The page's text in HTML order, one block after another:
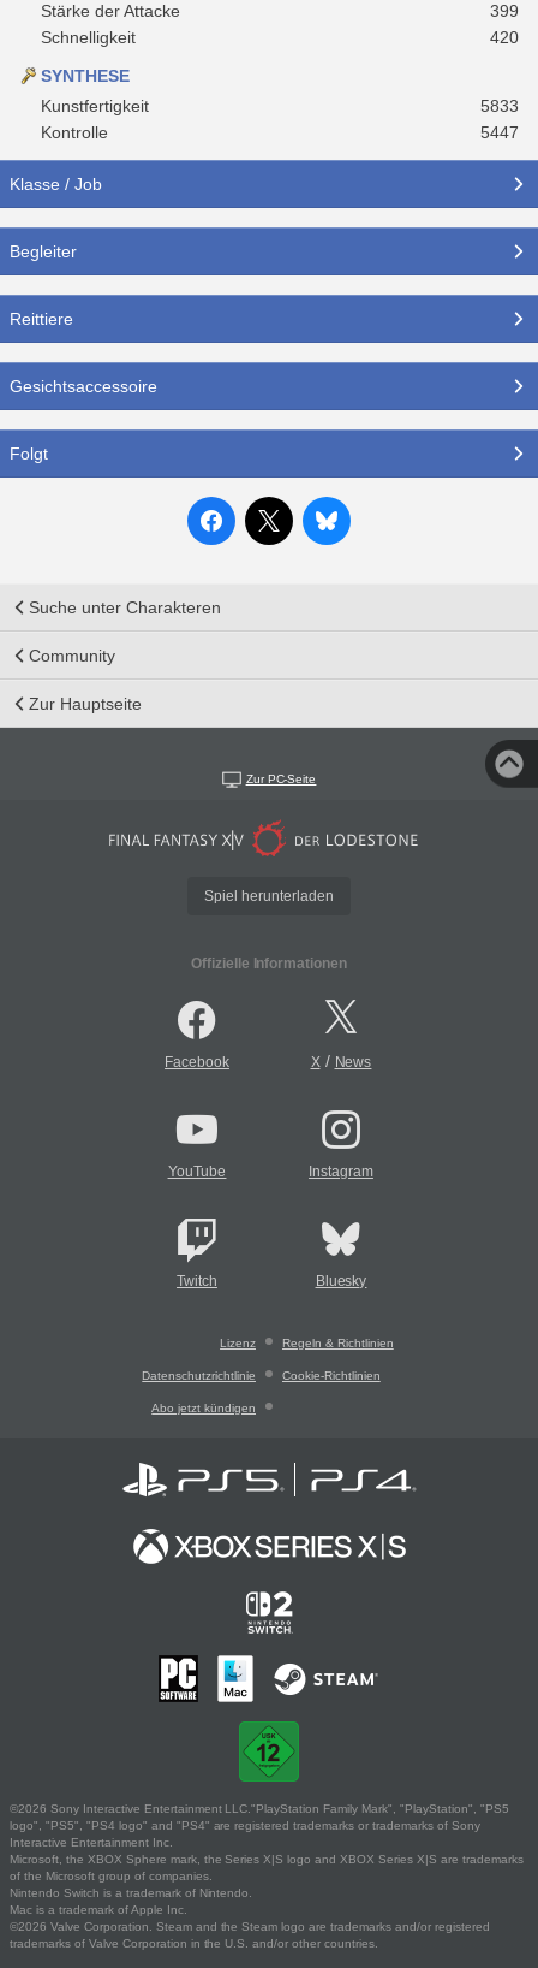
Stärke der Attacke
399
Schnelligkeit
420
SYNTHESE
Kunstfertigkeit
5833
Kontrolle
5447
Klasse / Job
Begleiter
Reittiere
Gesichtsaccessoire
Folgt
Suche unter Charakteren
Community
Zur Hauptseite
Zur PC-Seite
Spiel herunterladen
Offizielle Informationen
Facebook X/ News
YouTube Instagram
Twitch Bluesky
Lizenz Regeln & Richtlinien
Datenschutzrichtlinie Cookie-Richtlinien
Abo jetzt kündigen
©2026 Sony Interactive Entertainment LLC."PlayStation Family Mark", "PlayStation", "PS5
logo", "PS5", "PS4 logo" and "PS4" are registered trademarks or trademarks of Sony
Interactive Entertainment Inc.
Microsoft, the XBOX Sphere mark, the Series X|S logo and XBOX Series X|S are trademarks
of the Microsoft group of companies.
Nintendo Switch is a trademark of Nintendo.
Mac is a trademark of Apple Inc.
©2026 Valve Corporation. Steam and the Steam logo are trademarks and/or registered
trademarks of Valve Corporation in the U.S. and/or other countries.